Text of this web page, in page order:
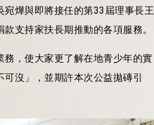
燁與即將接任的第33屆理事長王
支持家扶長期推動的各項服務。
，使大家更了解在地青少年的實
沒」，並期許本次公益拋磚引